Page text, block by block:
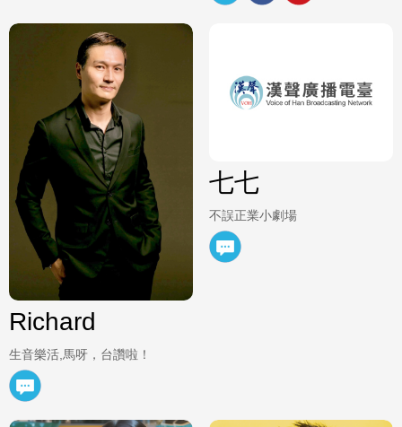
Richard
生音樂活,馬呀，台讚啦！
七七
不誤正業小劇場